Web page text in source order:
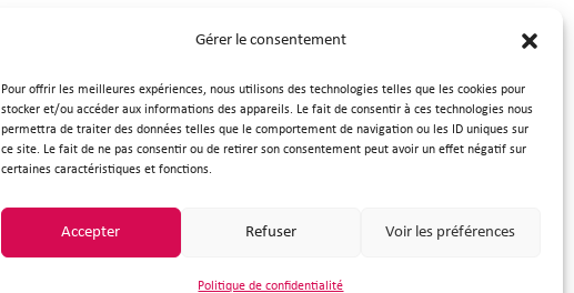
Gérer le consentement
Pour offrir les meilleures expériences, nous utilisons des technologies telles que les cookies pour
stocker et/ou accéder aux informations des appareils. Le fait de consentir à ces technologies nous
permettra de traiter des données telles que le comportement de navigation ou les ID uniques sur
ce site. Le fait de ne pas consentir ou de retirer son consentement peut avoir un effet négatif sur
certaines caractéristiques et fonctions.
Accepter Refuser Voir les préférences
Politique de confidentialité
Suivez-nous